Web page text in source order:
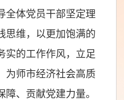
全体党员干部坚定理
思维，以更加饱满的
实的工作作风，立足
为师市经济社会高质
障、贡献党建力量。